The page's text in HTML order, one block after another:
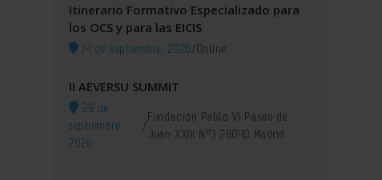
Itinerario Formativo Especializado para
los OCS y para las EICIS
14 de septiembre, 2026/Online
II AEVERSU SUMMIT
29 de
septiembre,
2026
/
Fundación Pablo VI Paseo de
Juan XXIII Nº3 28040 Madrid